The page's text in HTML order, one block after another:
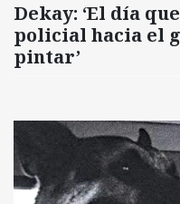
Dekay: ‘El día
policial hacia el
pintar’